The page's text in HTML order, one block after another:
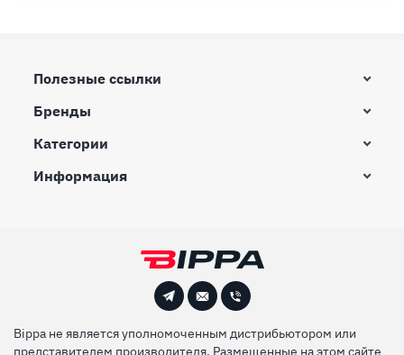
Полезные ссылки
Бренды
Категории
Информация
Bippa не является уполномоченным дистрибьютором или
представителем производителя. Размещенные на этом сайте